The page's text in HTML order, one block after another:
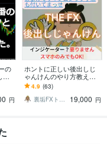
の
円
ホントに正しい後出しじ
ゃんけんのやり方教えま
す 本来FXのエントリーは
これでいいんです！オマ
ケ付き！！
4.9 (63)
裏垢FXトレーダーおすげ
19,000 円